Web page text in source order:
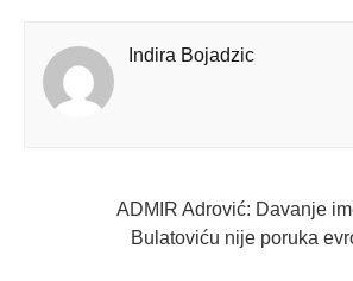
Indira Bojadzic
ADMIR Adrović: Davanje
Bulatoviću nije poruka